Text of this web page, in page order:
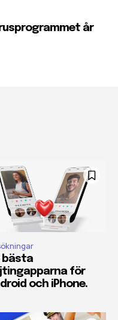
år
bästa
för
och iPhone.